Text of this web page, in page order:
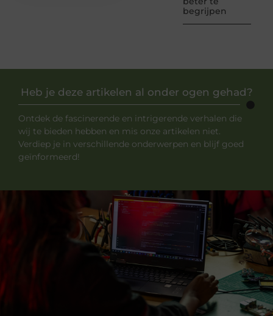
begrijpen
Heb je deze artikelen al onder ogen gehad?
Ontdek de fascinerende en intrigerende verhalen die
wij te bieden hebben en mis onze artikelen niet.
Verdiep je in verschillende onderwerpen en blijf goed
geïnformeerd!